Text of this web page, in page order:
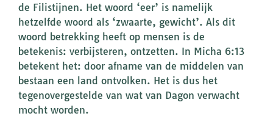
de Filistijnen. Het woord ‘eer’ is namelijk
hetzelfde woord als ‘zwaarte, gewicht’. Als dit
woord betrekking heeft op mensen is de
betekenis: verbijsteren, ontzetten. In Micha 6:13
betekent het: door afname van de middelen van
bestaan een land ontvolken. Het is dus het
tegenovergestelde van wat van Dagon verwacht
mocht worden.